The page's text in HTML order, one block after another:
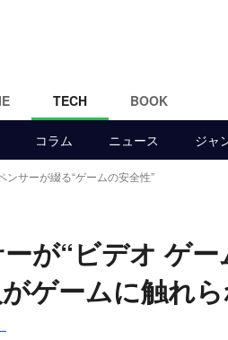
TECH BOOK
コラム ニュース ジャ
ンサーが綴る“ゲームの安全性”
が“ビデオ ゲ
ゲームに触れ